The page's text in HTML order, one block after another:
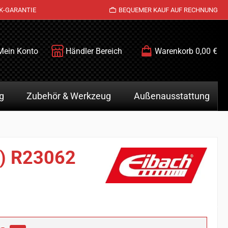
GARANTIE BEQUEMER KAUF AUF RECHNUNG
Konto Händler Bereich Warenkorb 0,00 €
Zubehör & Werkzeug Außenausstattung
R23062